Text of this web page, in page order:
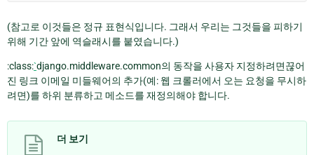
(참고로 이것들은 정규 표현식입니다. 그래서 우리는 그것들을 피하기
위해 기간 앞에 역슬래시를 붙였습니다.)
:class:`django.middleware.common의 동작을 사용자 지정하려면끊어
진 링크 이메일 미들웨어의 추가(예: 웹 크롤러에서 오는 요청을 무시하
려면)를 하위 분류하고 메소드를 재정의해야 합니다.
더 보기